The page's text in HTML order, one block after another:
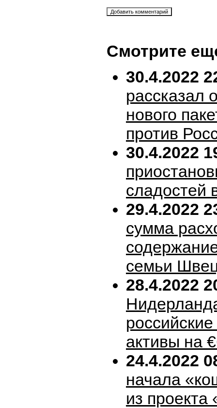
Смотрите
30.4.2022
рассказал
нового
против
30.4.2022
сладостей
29.4.2022
сумма
семьи
28.4.2022
активы на
24.4.2022
начала
из